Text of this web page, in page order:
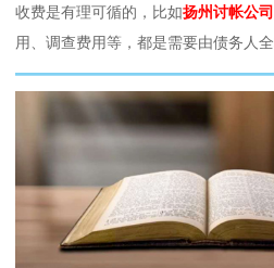
收费是有理可循的，比如扬州讨帐公司
用、调查费用等，都是需要由债务人全